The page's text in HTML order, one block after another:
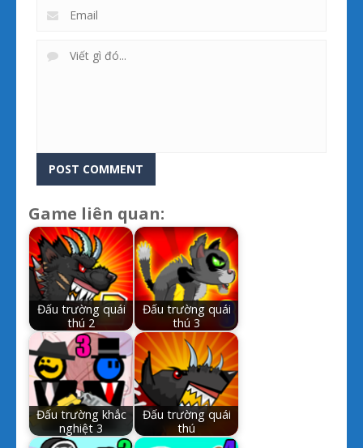
Game liên quan:
Đấu trường quái
thú 2
Đấu trường quái
thú 3
Đấu trường khắc
nghiệt 3
Đấu trường quái
thú